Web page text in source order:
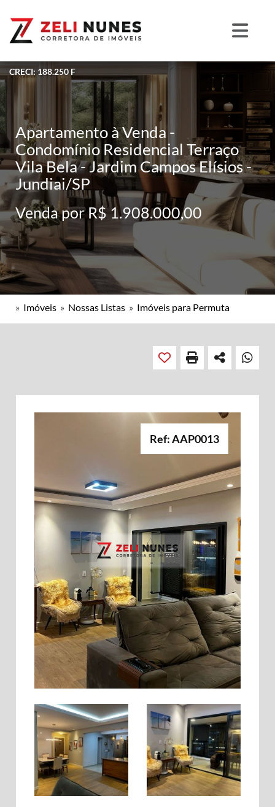
CRECI: 188.250 F
Apartamento à Venda -
Condomínio Residencial Terraço
Vila Bela - Jardim Campos Elísios -
Jundiai/SP
Venda por R$ 1.908.000,00
» Imóveis » Nossas Listas » Imóveis para Permuta
Ref: AAP0013